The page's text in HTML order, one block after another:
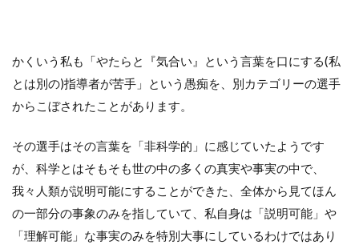
かくいう私も「やたらと『気合い』という言葉を口にする(私
とは別の)指導者が苦手」という愚痴を、別カテゴリーの選手
からこぼされたことがあります。
その選手はその言葉を「非科学的」に感じていたようです
が、科学とはそもそも世の中の多くの真実や事実の中で、
我々人類が説明可能にすることができた、全体から見てほん
の一部分の事象のみを指していて、私自身は「説明可能」や
「理解可能」な事実のみを特別大事にしているわけではあり